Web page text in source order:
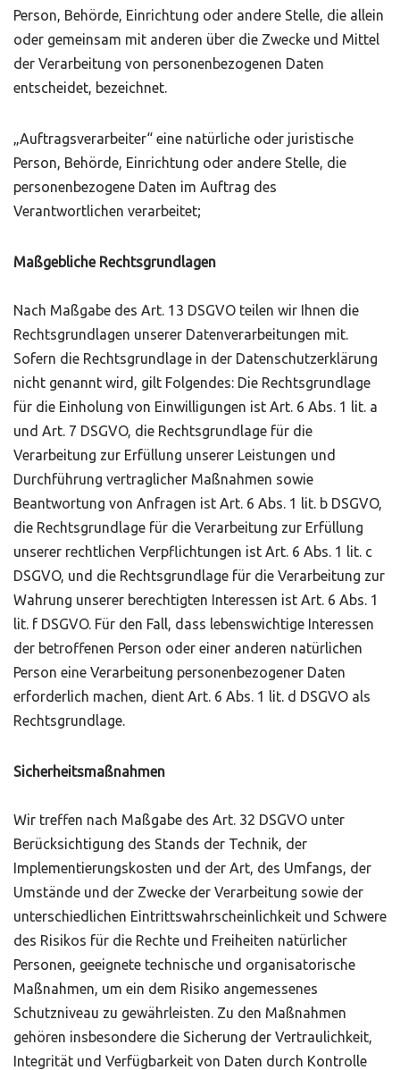
Person, Behörde, Einrichtung oder andere Stelle, die allein
oder gemeinsam mit anderen über die Zwecke und Mittel
der Verarbeitung von personenbezogenen Daten
entscheidet, bezeichnet.
„Auftragsverarbeiter“ eine natürliche oder juristische
Person, Behörde, Einrichtung oder andere Stelle, die
personenbezogene Daten im Auftrag des
Verantwortlichen verarbeitet;
Maßgebliche Rechtsgrundlagen
Nach Maßgabe des Art. 13 DSGVO teilen wir Ihnen die
Rechtsgrundlagen unserer Datenverarbeitungen mit.
Sofern die Rechtsgrundlage in der Datenschutzerklärung
nicht genannt wird, gilt Folgendes: Die Rechtsgrundlage
für die Einholung von Einwilligungen ist Art. 6 Abs. 1 lit. a
und Art. 7 DSGVO, die Rechtsgrundlage für die
Verarbeitung zur Erfüllung unserer Leistungen und
Durchführung vertraglicher Maßnahmen sowie
Beantwortung von Anfragen ist Art. 6 Abs. 1 lit. b DSGVO,
die Rechtsgrundlage für die Verarbeitung zur Erfüllung
unserer rechtlichen Verpflichtungen ist Art. 6 Abs. 1 lit. c
DSGVO, und die Rechtsgrundlage für die Verarbeitung zur
Wahrung unserer berechtigten Interessen ist Art. 6 Abs. 1
lit. f DSGVO. Für den Fall, dass lebenswichtige Interessen
der betroffenen Person oder einer anderen natürlichen
Person eine Verarbeitung personenbezogener Daten
erforderlich machen, dient Art. 6 Abs. 1 lit. d DSGVO als
Rechtsgrundlage.
Sicherheitsmaßnahmen
Wir treffen nach Maßgabe des Art. 32 DSGVO unter
Berücksichtigung des Stands der Technik, der
Implementierungskosten und der Art, des Umfangs, der
Umstände und der Zwecke der Verarbeitung sowie der
unterschiedlichen Eintrittswahrscheinlichkeit und Schwere
des Risikos für die Rechte und Freiheiten natürlicher
Personen, geeignete technische und organisatorische
Maßnahmen, um ein dem Risiko angemessenes
Schutzniveau zu gewährleisten. Zu den Maßnahmen
gehören insbesondere die Sicherung der Vertraulichkeit,
Integrität und Verfügbarkeit von Daten durch Kontrolle